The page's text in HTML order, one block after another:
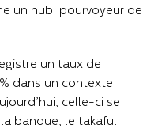
un hub pourvoyeur de
un taux de
dans un contexte
celle-ci se
banque, le takaful